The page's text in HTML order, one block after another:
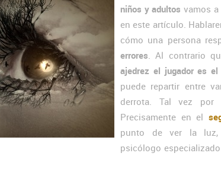
niños y adultos vamos
en este artículo.
cómo una persona
errores. Al contrario
ajedrez el jugador es
puede repartir entre
derrota. Tal vez
Precisamente en el
punto de ver la luz,
psicólogo